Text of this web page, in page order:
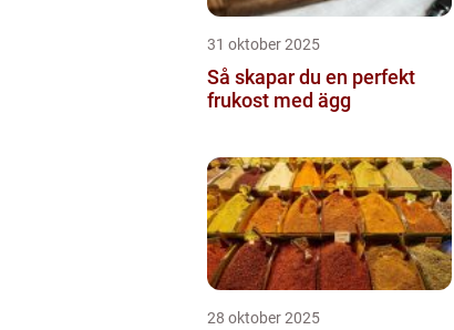
31 oktober 2025
Så skapar du en perfekt
frukost med ägg
28 oktober 2025